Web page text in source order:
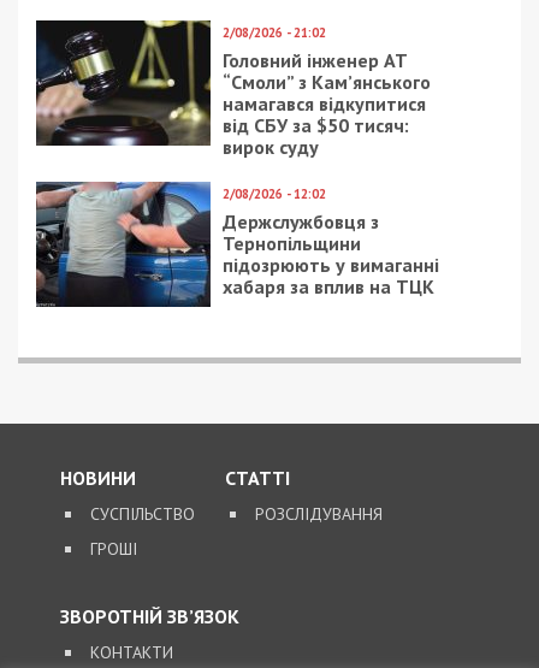
2/08/2026 - 21:02
Головний інженер АТ
“Смоли” з Кам’янського
намагався відкупитися
від СБУ за $50 тисяч:
вирок суду
2/08/2026 - 12:02
Держслужбовця з
Тернопільщини
підозрюють у вимаганні
хабаря за вплив на ТЦК
НОВИНИ
СУСПІЛЬСТВО
ГРОШІ
СТАТТІ
РОЗСЛІДУВАННЯ
ЗВОРОТНІЙ ЗВ’ЯЗОК
КОНТАКТИ